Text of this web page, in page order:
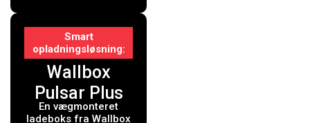
Smart
opladningsløsning
Wallbox
Pulsar Plus
ladeboks
En vægmonteret
ladeboks fra Wallbox